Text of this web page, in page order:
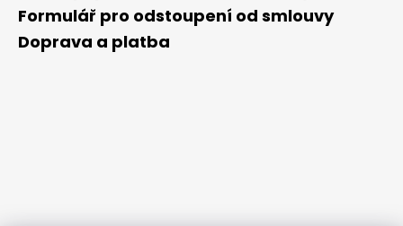
Formulář pro odstoupení od smlouvy
Doprava a platba